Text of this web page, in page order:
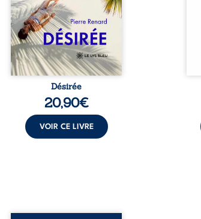
secret familial fasse planer
l’impensable : et s’ils étaient
demi-frère et ...
Désirée
20,90€
VOIR CE LIVRE